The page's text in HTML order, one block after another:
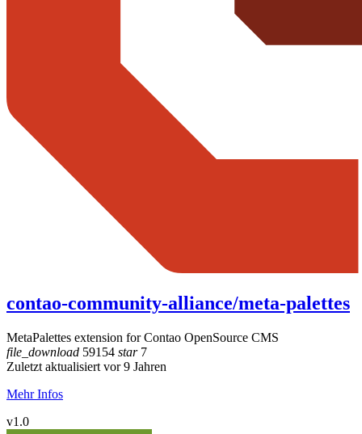
contao-community-alliance/meta-palettes
MetaPalettes extension for Contao OpenSource CMS
file_download 59154 star7
Zuletzt aktualisiert vor 9 Jahren
Mehr Infos
v1.0